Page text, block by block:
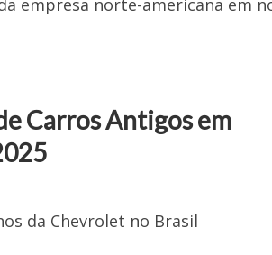
empresa norte-americana em
Carros Antigos em
da Chevrolet no Brasil